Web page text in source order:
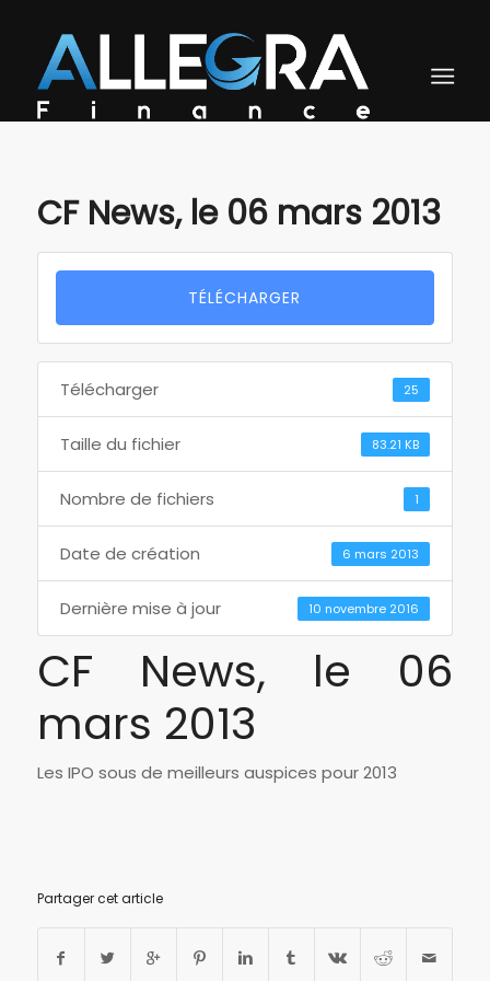
CF News, le 06 mars 2013
TÉLÉCHARGER
Télécharger 25
Taille du fichier 83.21 KB
Nombre de fichiers 1
Date de création 6 mars 2013
Dernière mise à jour 10 novembre 2016
CF News, le 06
mars 2013
Les IPO sous de meilleurs auspices pour 2013
Partager cet article